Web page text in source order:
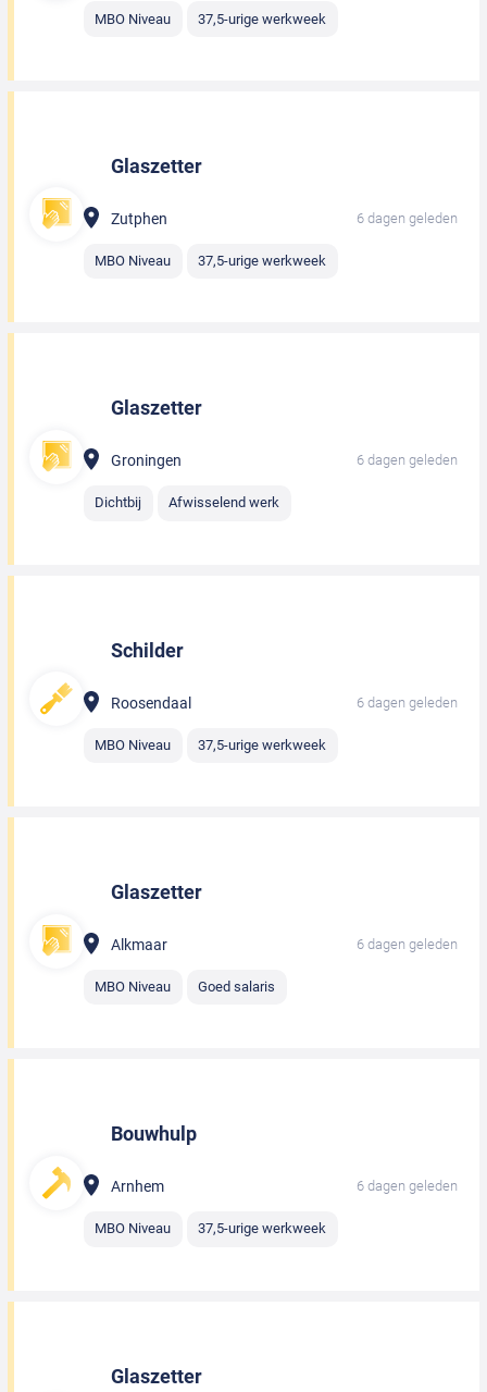
MBO Niveau 37,5-urige werkweek
Glaszetter
Zutphen 6 dagen geleden
MBO Niveau 37,5-urige werkweek
Glaszetter
Groningen 6 dagen geleden
Dichtbij Afwisselend werk
Schilder
Roosendaal 6 dagen geleden
MBO Niveau 37,5-urige werkweek
Glaszetter
Alkmaar 6 dagen geleden
MBO Niveau Goed salaris
Bouwhulp
Arnhem 6 dagen geleden
MBO Niveau 37,5-urige werkweek
Glaszetter